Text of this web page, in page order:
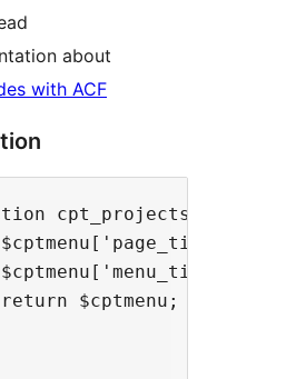
about
with ACF
=
=
$cptmenu;